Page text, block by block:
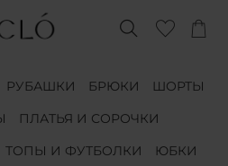
РУБАШКИ БРЮКИ
ШОРТЫ
ПЛАТЬЯ И СОРОЧКИ
ТОПЫ И ФУТБОЛКИ
ЮБКИ